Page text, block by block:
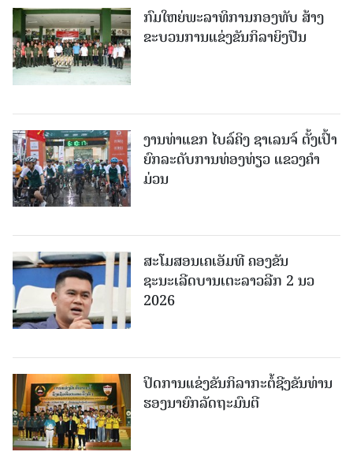
ກົມໃຫຍ່ພະລາທິການກອງທັບ ສ້າງ
ຂະບວນການແຂ່ງຂັນກິລາຍິງປືນ
ງານທ່າແຂກ ໄບລ໌ຄິງ ຊາເລນຈ໌ ຕັ້ງເປົ້າ
ຍົກລະດັບການທ່ອງທ່ຽວ ແຂວງຄໍາ
ມ່ວນ
ສະໂມສອນເຄເອັມທີ ຄອງຂັນ
ຊະນະເລີດບານເຕະລາວລີກ 2 ນວ
2026
ປິດການແຂ່ງຂັນກິລາກະຕໍ້ຊີງຂັນທ່ານ
ຮອງນາຍົກລັດຖະມົນຕີ